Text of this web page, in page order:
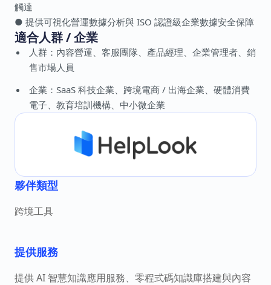
觸達
● 提供可視化營運數據分析與 ISO 認證級企業數據安全保障
適合人群 / 企業
人群：內容營運、客服團隊、產品經理、企業管理者、銷
售市場人員
企業：SaaS 科技企業、跨境電商 / 出海企業、硬體消費
電子、教育培訓機構、中小微企業
夥伴類型
跨境工具
提供服務
提供 AI 智慧知識應用服務、零程式碼知識庫搭建與內容